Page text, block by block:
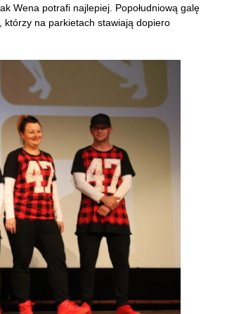
Wena potrafi najlepiej. Popołudniową galę
którzy na parkietach stawiają dopiero